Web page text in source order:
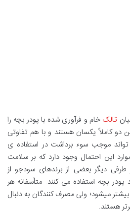
تالک خام و فرآوری شده با پودر بچه را
دو کاملاً یکسان هستند و با هم تفاوتی
تواند موجب سوء برداشت در استفاده ی
این احتمال وجود دارد که بر سلامت
طرفی دیگر بعضی از برندهای سودجو از
پودر بچه استفاده می کنند. متأسفانه هر
بیشتر میشود؛ ولی مصرف کنندگان به دنبال
هستند.